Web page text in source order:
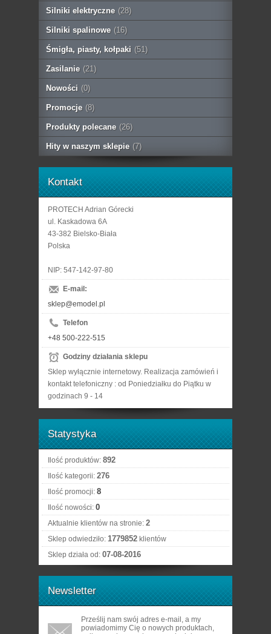
Silniki elektryczne (28)
Silniki spalinowe (16)
Śmigła, piasty, kołpaki (51)
Zasilanie (21)
Nowości (0)
Promocje (8)
Produkty polecane (26)
Hity w naszym sklepie (7)
Kontakt
PROTECH Adrian Górecki
ul. Kaskadowa 6A
43-382 Bielsko-Biała
Polska
NIP: 547-142-97-80
E-mail:
sklep@emodel.pl
Telefon
+48 500-222-515
Godziny działania sklepu
Sklep wyłącznie internetowy. Realizacja zamówień i
kontakt telefoniczny : od Poniedziałku do Piątku w
godzinach 9 - 14
Statystyka
Ilość produktów: 892
Ilość kategorii: 276
Ilość promocji: 8
Ilość nowości: 0
Aktualnie klientów na stronie: 2
Sklep odwiedziło: 1779852 klientów
Sklep działa od: 07-08-2016
Newsletter
Prześlij nam swój adres e-mail, a my
powiadomimy Cię o nowych produktach,